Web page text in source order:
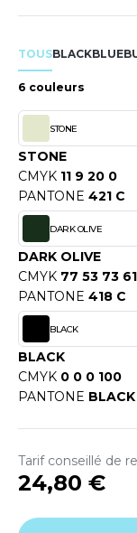
VETEMENTS
SHIRT
SHIRT
- BLOUSON
-
COOL
HOODS
T'S
TOUSBLACKBLUE
6 couleurs
STONE
STONE
CMYK 11 9 20 0
PANTONE 421 C
DARK OLIVE
DARK OLIVE
CMYK 77 53 73 61
PANTONE 418 C
BLACK
BLACK
CMYK 0 0 0 100
PANTONE BLACK
Tarif conseillé de
24,80 €